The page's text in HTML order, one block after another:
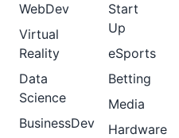
WebDev
Virtual
Reality
Data
Science
BusinessDev
Start
Up
eSports
Betting
Media
Hardware